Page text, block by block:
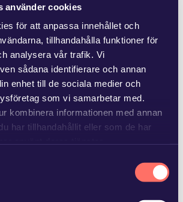
använder cookies
för att anpassa innehållet och
tillhandahålla funktioner för
analysera vår trafik. Vi
sådana identifierare och annan
enhet till de sociala medier och
som vi samarbetar med.
kombinera informationen med annan
har tillhandahållit eller som de har
om vilka vi är, hur du